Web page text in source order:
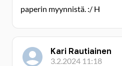
paperin myynnistä. :/ H
Kari Rautiainen
3.2.2024 11:18